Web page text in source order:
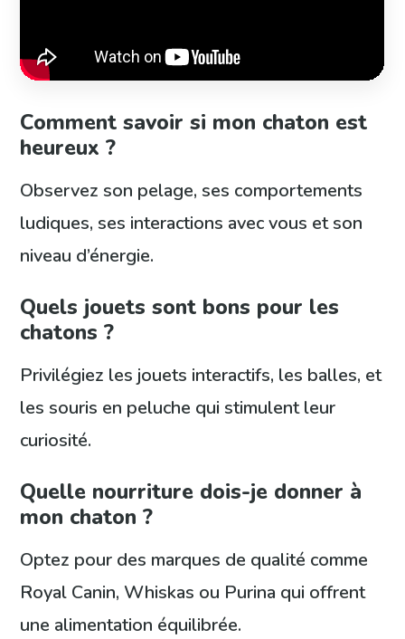
Comment savoir si mon chaton est
heureux ?
Observez son pelage, ses comportements
ludiques, ses interactions avec vous et son
niveau d’énergie.
Quels jouets sont bons pour les
chatons ?
Privilégiez les jouets interactifs, les balles, et
les souris en peluche qui stimulent leur
curiosité.
Quelle nourriture dois-je donner à
mon chaton ?
Optez pour des marques de qualité comme
Royal Canin, Whiskas ou Purina qui offrent
une alimentation équilibrée.